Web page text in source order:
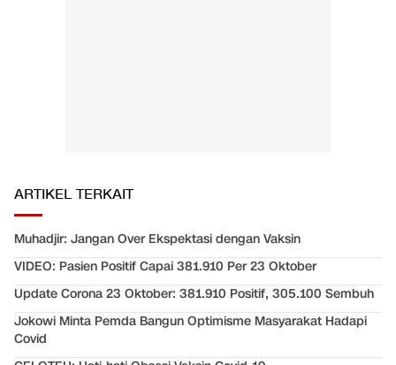
ARTIKEL TERKAIT
Muhadjir: Jangan Over Ekspektasi dengan Vaksin
VIDEO: Pasien Positif Capai 381.910 Per 23 Oktober
Update Corona 23 Oktober: 381.910 Positif, 305.100 Sembuh
Jokowi Minta Pemda Bangun Optimisme Masyarakat Hadapi
Covid